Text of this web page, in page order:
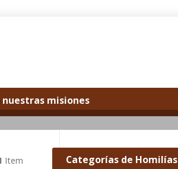
misiones
Item Categorías de Homilías